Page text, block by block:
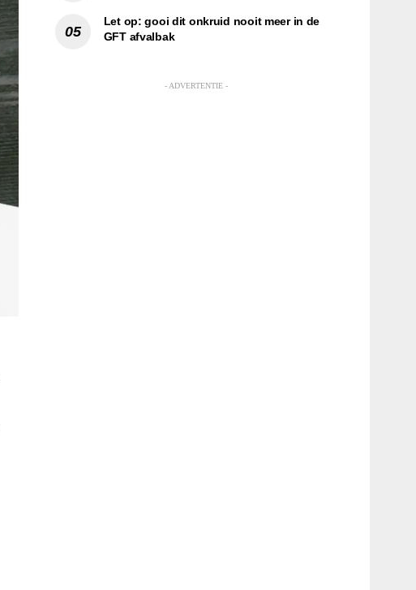
Let op: gooi dit onkruid nooit meer in de
GFT afvalbak
- ADVERTENTIE -